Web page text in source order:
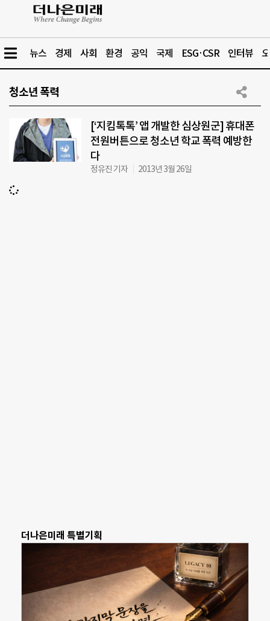
뉴스 경제 사회 환경 공익 국제 ESG·CSR 인터뷰
청소년 폭력
[‘지킴톡톡’ 앱 개발한 심상원군] 휴대폰
전원버튼으로 청소년 학교 폭력 예방한
다
정유진 기자 2013년 3월 26일
더나은미래 특별기획